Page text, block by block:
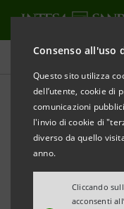
Consenso all'uso
Questo sito utilizza
dell’utente, cookie di
comunicazioni
l'invio di cookie di
diverso da quello
anno.
Cliccando
acconsenti
Comunicati stampa
STAMPA AGGIORNA
COMUNICATO
INTESA
BASILICATA